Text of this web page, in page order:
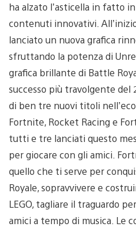
ha alzato l’asticella in fatto
contenuti innovativi.
lanciato un nuova grafica
sfruttando la potenza di
grafica brillante di Battle
successo più travolgente del
di ben tre nuovi titoli
Fortnite, Rocket Racing e
tutti e tre lanciati questo
per giocare con gli amici.
quello che ti serve per
Royale, sopravvivere e
LEGO, tagliare il traguardo
amici a tempo di musica. Le